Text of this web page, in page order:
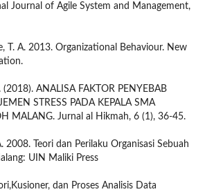
Journal of Agile System and Management,
T. A. 2013. Organizational Behaviour. New
ANALISA FAKTOR PENYEBAB
STRESS PADA KEPALA SMA
MALANG. Jurnal al Hikmah, 6 (1), 36-45.
Teori dan Perilaku Organisasi Sebuah
UIN Maliki Press
dan Proses Analisis Data